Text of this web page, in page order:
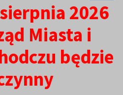
2026
Miasta i
będzie